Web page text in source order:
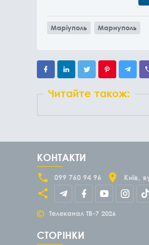
Маріуполь Мариуполь
Читайте також:
КОНТАКТИ
099 760 94 96 Київ
© Телеканал ТВ-7 2026
СТОРІНКИ